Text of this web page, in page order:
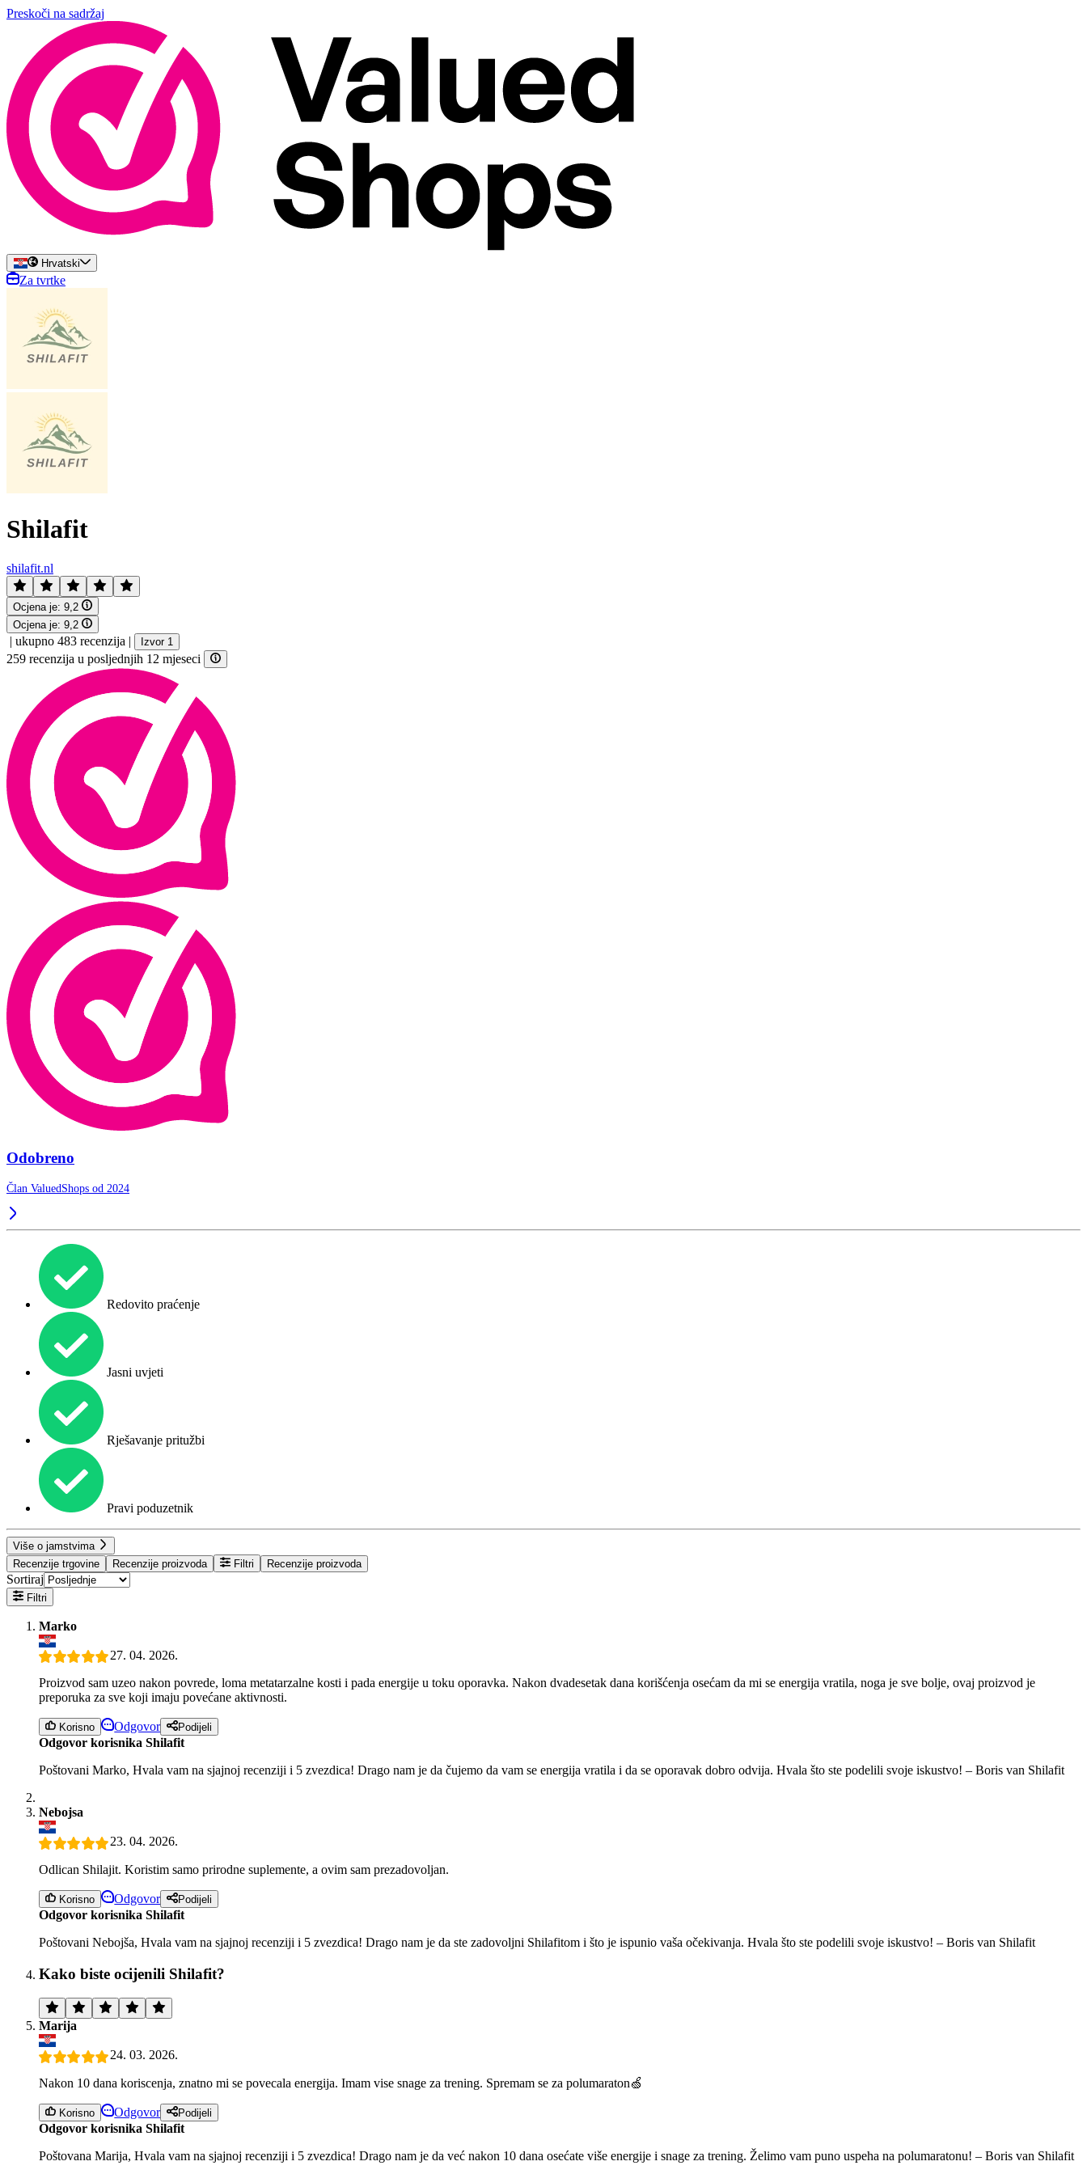
Preskoči na sadržaj
Hrvatski
Za tvrtke
Shilafit
shilafit.nl
Ocjena je: 9,2
Ocjena je: 9,2
| ukupno 483 recenzija | Izvor 1
259 recenzija u posljednjih 12 mjeseci
Odobreno
Član ValuedShops od 2024
Redovito praćenje
Jasni uvjeti
Rješavanje pritužbi
Pravi poduzetnik
Više o jamstvima
Recenzije trgovine
Recenzije proizvoda Filtri Recenzije proizvoda
Sortiraj
Filtri
Marko
27. 04. 2026.
Proizvod sam uzeo nakon povrede, loma metatarzalne kosti i pada energije u toku oporavka. Nakon dvadesetak dana korišćenja osećam da mi se energija vratila, noga je sve bolje, ovaj proizvod je
preporuka za sve koji imaju povećane aktivnosti.
Korisno Odgovor Podijeli
Odgovor korisnika Shilafit
Poštovani Marko, Hvala vam na sjajnoj recenziji i 5 zvezdica! Drago nam je da čujemo da vam se energija vratila i da se oporavak dobro odvija. Hvala što ste podelili svoje iskustvo! – Boris van Shilafit
Nebojsa
23. 04. 2026.
Odlican Shilajit. Koristim samo prirodne suplemente, a ovim sam prezadovoljan.
Korisno Odgovor Podijeli
Odgovor korisnika Shilafit
Poštovani Nebojša, Hvala vam na sjajnoj recenziji i 5 zvezdica! Drago nam je da ste zadovoljni Shilafitom i što je ispunio vaša očekivanja. Hvala što ste podelili svoje iskustvo! – Boris van Shilafit
Kako biste ocijenili Shilafit?
Marija
24. 03. 2026.
Nakon 10 dana koriscenja, znatno mi se povecala energija. Imam vise snage za trening. Spremam se za polumaraton🍏
Korisno Odgovor Podijeli
Odgovor korisnika Shilafit
Poštovana Marija, Hvala vam na sjajnoj recenziji i 5 zvezdica! Drago nam je da već nakon 10 dana osećate više energije i snage za trening. Želimo vam puno uspeha na polumaratonu! – Boris van Shilafit